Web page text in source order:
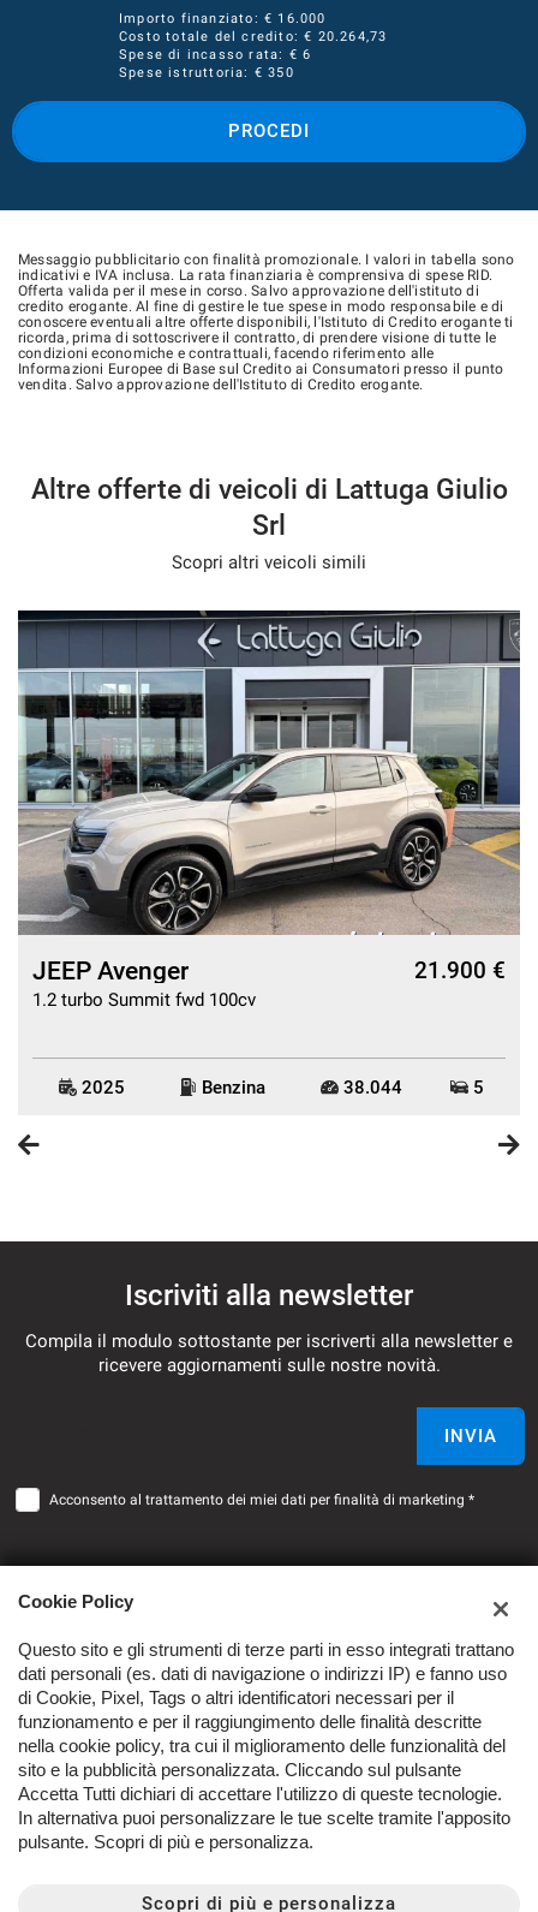
Importo finanziato: € 16.000
Costo totale del credito: € 20.264,73
Spese di incasso rata: € 6
Spese istruttoria: € 350
PROCEDI
Messaggio pubblicitario con finalità promozionale. I valori in tabella sono
indicativi e IVA inclusa. La rata finanziaria è comprensiva di spese RID.
Offerta valida per il mese in corso. Salvo approvazione dell'istituto di
credito erogante. Al fine di gestire le tue spese in modo responsabile e di
conoscere eventuali altre offerte disponibili, l'Istituto di Credito erogante ti
ricorda, prima di sottoscrivere il contratto, di prendere visione di tutte le
condizioni economiche e contrattuali, facendo riferimento alle
Informazioni Europee di Base sul Credito ai Consumatori presso il punto
vendita. Salvo approvazione dell'Istituto di Credito erogante.
Altre offerte di veicoli di Lattuga Giulio
Srl
Scopri altri veicoli simili
JEEP Avenger
1.2 turbo Summit fwd 100cv
21.900 €
2025 Benzina 38.044 5
Iscriviti alla newsletter
Compila il modulo sottostante per iscriverti alla newsletter e
ricevere aggiornamenti sulle nostre novità.
INVIA
Acconsento al trattamento dei miei dati per finalità di marketing *
SEDI
Latuauto - Lattuga Giulio S.r.l.
AZIENDA
Contatti
Cookie Policy
Questo sito e gli strumenti di terze parti in esso integrati trattano
dati personali (es. dati di navigazione o indirizzi IP) e fanno uso
di Cookie, Pixel, Tags o altri identificatori necessari per il
funzionamento e per il raggiungimento delle finalità descritte
nella cookie policy, tra cui il miglioramento delle funzionalità del
sito e la pubblicità personalizzata. Cliccando sul pulsante
Accetta Tutti dichiari di accettare l'utilizzo di queste tecnologie.
In alternativa puoi personalizzare le tue scelte tramite l'apposito
pulsante. Scopri di più e personalizza.
Scopri di più e personalizza